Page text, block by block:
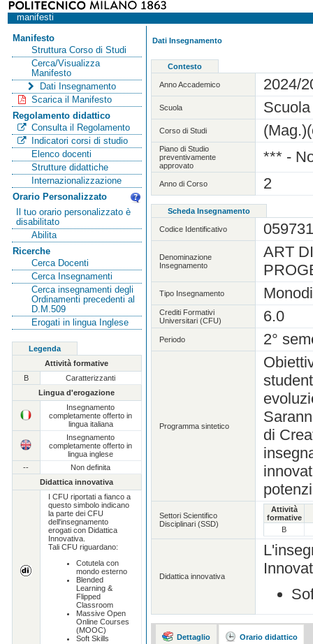
manifesti
Manifesto
Struttura Corso di Studi
Cerca/Visualizza
Manifesto
Dati Insegnamento
Scarica il Manifesto
Regolamento didattico
Consulta il Regolamento
Indicatori corsi di studio
Elenco docenti
Strutture didattiche
Internazionalizzazione
Orario Personalizzato
Il tuo orario personalizzato è
disabilitato
Abilita
Ricerche
Cerca Docenti
Cerca Insegnamenti
Cerca insegnamenti degli
Ordinamenti precedenti al
D.M.509
Erogati in lingua Inglese
Legenda
Attività formative
B
Caratterizzanti
Lingua d'erogazione
Insegnamento
completamente offerto in
lingua italiana
Insegnamento
completamente offerto in
lingua inglese
--
Non definita
Didattica innovativa
I CFU riportati a fianco a
questo simbolo indicano
la parte dei CFU
dell'insegnamento
erogati con Didattica
Innovativa.
Tali CFU riguardano:
Cotutela con
mondo esterno
Blended
Learning &
Flipped
Classroom
Massive Open
Online Courses
(MOOC)
Soft Skills
Dati Insegnamento
Contesto
Anno Accademico 2024/
Scuola
Corso di Studi
Piano di Studio
preventivamente
approvato
*** -
Anno di Corso 2
Scheda Insegnamento
Codice Identificativo
Denominazione
Insegnamento
ART
Tipo Insegnamento
Crediti Formativi
Universitari (CFU)
6.0
Periodo 2°
Programma sintetico
di
Settori Scientifico
Disciplinari (SSD)
Attività
formative
B
Didattica innovativa
Dettaglio Orario didattico